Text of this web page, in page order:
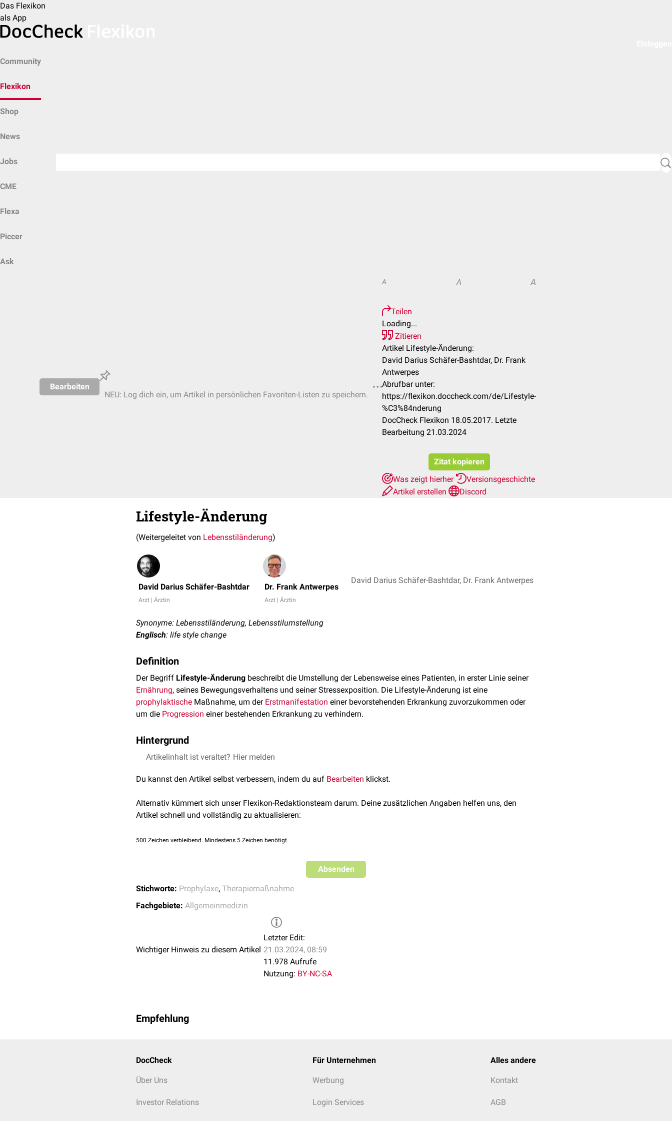
Das Flexikon
als App
Community
Flexikon
Shop
News
Jobs
CME
Flexa
Piccer
Ask
Bearbeiten
NEU: Log dich ein, um Artikel in persönlichen Favoriten-Listen zu speichern.
A A A
Teilen
Loading...
Zitieren
Artikel Lifestyle-Änderung:
David Darius Schäfer-Bashtdar, Dr. Frank
Antwerpes
Abrufbar unter:
https://flexikon.doccheck.com/de/Lifestyle-
%C3%84nderung
DocCheck Flexikon 18.05.2017. Letzte
Bearbeitung 21.03.2024
Zitat kopieren
Was zeigt hierher
Versionsgeschichte
Artikel erstellen
Discord
Lifestyle-Änderung
(Weitergeleitet von Lebensstiländerung)
David Darius Schäfer-Bashtdar
Arzt | Ärztin
Dr. Frank Antwerpes
Arzt | Ärztin
David Darius Schäfer-Bashtdar, Dr. Frank Antwerpes
Synonyme: Lebensstiländerung, Lebensstilumstellung
Englisch: life style change
Definition
Der Begriff Lifestyle-Änderung beschreibt die Umstellung der Lebensweise eines Patienten, in erster Linie seiner
Ernährung, seines Bewegungsverhaltens und seiner Stressexposition. Die Lifestyle-Änderung ist eine
prophylaktische Maßnahme, um der Erstmanifestation einer bevorstehenden Erkrankung zuvorzukommen oder
um die Progression einer bestehenden Erkrankung zu verhindern.
Hintergrund
Die Lifestyle-Änderung ist eine nicht-medikamentöse Therapieform, die bei vielen Erkrankungen eine wichtige,
Line-Therapie, z.B. nach der Diagnose einesPrädiabetes.
Ernährungsumstellung
Psychohygiene
Stoffwechselerkrankungen oder so genannten
einer Lifestyle-Änderung. Dazu gehören u.a. Patienten mit:
Adipositas
Diabetes mellitus
Weiterhin lassen sich
psychosomatischeErkrankungen wie das
eine Lifestyle-Änderung beeinflussen.
Artikelinhalt ist veraltet? Hier melden
Du kannst den Artikel selbst verbessern, indem du auf Bearbeiten klickst.
Alternativ kümmert sich unser Flexikon-Redaktionsteam darum. Deine zusätzlichen Angaben helfen uns, den
Artikel schnell und vollständig zu aktualisieren:
500 Zeichen verbleibend. Mindestens 5 Zeichen benötigt.
Absenden
Stichworte: Prophylaxe, Therapiemaßnahme
Fachgebiete: Allgemeinmedizin
Wichtiger Hinweis zu diesem Artikel
Letzter Edit:
21.03.2024, 08:59
11.978 Aufrufe
Nutzung: BY-NC-SA
Empfehlung
DocCheck
Über Uns
Investor Relations
Für Unternehmen
Werbung
Login Services
Alles andere
Kontakt
AGB